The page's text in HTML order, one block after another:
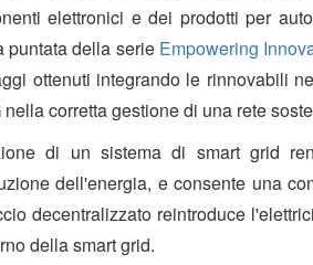
elettronici e dei prodotti per
puntata della serie Empowering
ottenuti integrando le rinnovabili
nella corretta gestione di una rete
di un sistema di smart grid
dell'energia, e consente una
decentralizzato reintroduce
della smart grid.